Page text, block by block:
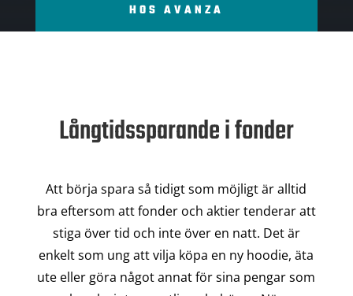
HOS AVANZA
Långtidssparande i fonder
Att börja spara så tidigt som möjligt är alltid
bra eftersom att fonder och aktier tenderar att
stiga över tid och inte över en natt. Det är
enkelt som ung att vilja köpa en ny hoodie, äta
ute eller göra något annat för sina pengar som